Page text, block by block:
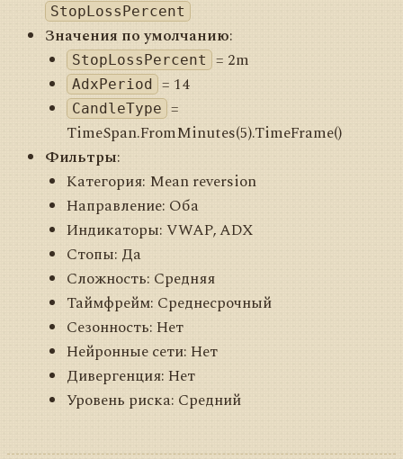
StopLossPercent
Значения по умолчанию:
StopLossPercent = 2m
AdxPeriod = 14
CandleType =
TimeSpan.FromMinutes(5).TimeFrame()
Фильтры:
Категория: Mean reversion
Направление: Оба
Индикаторы: VWAP, ADX
Стопы: Да
Сложность: Средняя
Таймфрейм: Среднесрочный
Сезонность: Нет
Нейронные сети: Нет
Дивергенция: Нет
Уровень риска: Средний